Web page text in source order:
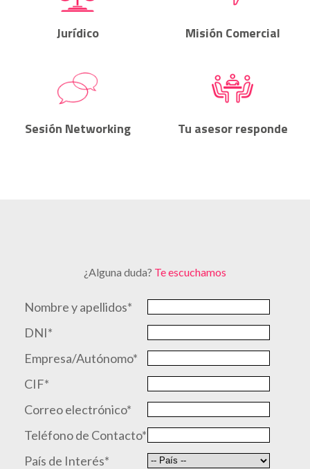
Jurídico Misión Comercial
Sesión Networking Tu asesor responde
¿Alguna duda? Te escuchamos
Nombre y apellidos*
DNI*
Empresa/Autónomo*
CIF*
Correo electrónico*
Teléfono de Contacto*
País de Interés*